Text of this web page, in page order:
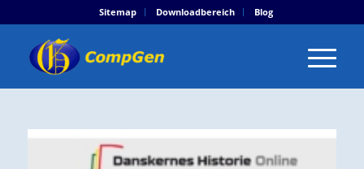
Sitemap Downloadbereich Blog